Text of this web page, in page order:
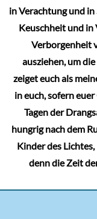
in Verachtung und
Keuschheit und in
Verborgenheit
ausziehen, um
zeiget euch als
in euch, sofern
Tagen der
hungrig nach dem
Kinder des
denn die Zeit